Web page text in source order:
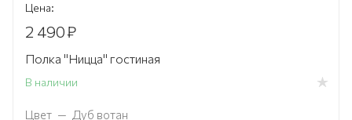
Цена:
2 490₽
Полка "Ницца" гостиная
В наличии
Цвет — Дуб вотан